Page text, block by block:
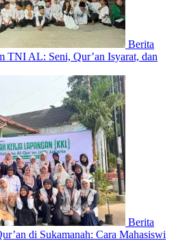
Berita
TNI AL: Seni, Qur’an Isyarat, dan
Berita
di Sukamanah: Cara Mahasiswi